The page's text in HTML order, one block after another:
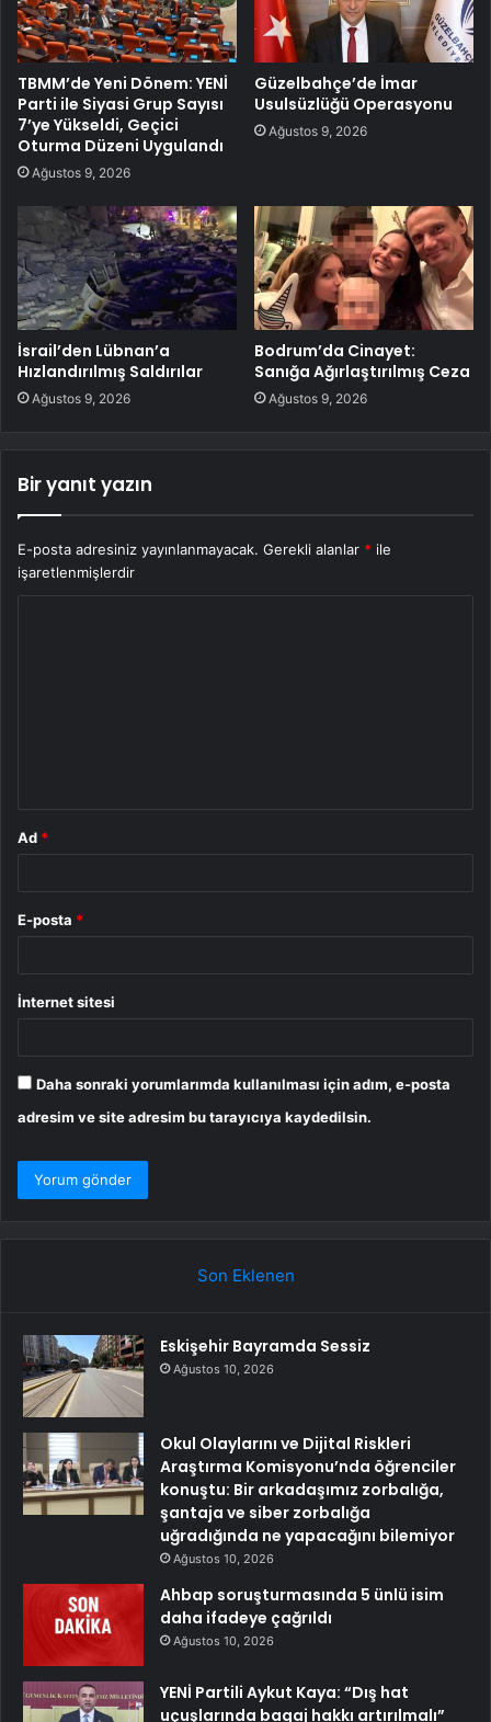
TBMM’de Yeni Dönem: YENİ
Parti ile Siyasi Grup Sayısı
7’ye Yükseldi, Geçici
Oturma Düzeni Uygulandı
Ağustos 9, 2026
Güzelbahçe’de İmar
Usulsüzlüğü Operasyonu
Ağustos 9, 2026
İsrail’den Lübnan’a
Hızlandırılmış Saldırılar
Ağustos 9, 2026
Bodrum’da Cinayet:
Sanığa Ağırlaştırılmış Ceza
Ağustos 9, 2026
Bir yanıt yazın
E-posta adresiniz yayınlanmayacak. Gerekli alanlar * ile
işaretlenmişlerdir
Ad *
E-posta *
İnternet sitesi
Daha sonraki yorumlarımda kullanılması için adım, e-posta
adresim ve site adresim bu tarayıcıya kaydedilsin.
Son Eklenen
Eskişehir Bayramda Sessiz
Ağustos 10, 2026
Okul Olaylarını ve Dijital Riskleri
Araştırma Komisyonu’nda öğrenciler
konuştu: Bir arkadaşımız zorbalığa,
şantaja ve siber zorbalığa
uğradığında ne yapacağını bilemiyor
Ağustos 10, 2026
Ahbap soruşturmasında 5 ünlü isim
daha ifadeye çağrıldı
Ağustos 10, 2026
YENİ Partili Aykut Kaya: “Dış hat
uçuşlarında bagaj hakkı artırılmalı”